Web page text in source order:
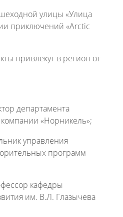
улицы «Улица
приключений «Arctic
привлекут в регион от
департамента
«Норникель»;
управления
программ
кафедры
им. В.Л. Глазычева